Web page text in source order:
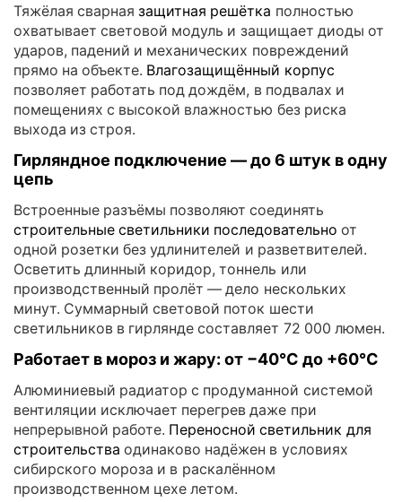
Тяжёлая сварнаязащитная решётка полностью
охватывает световой модуль и защищает диоды от
ударов, падений и механических повреждений
прямо на объекте. Влагозащищённый корпус
позволяет работать под дождём, в подвалах и
помещениях с высокой влажностью без риска
выхода из строя.
Гирляндное подключение — до 6 штук в одну
цепь
Встроенные разъёмы позволяют соединять
строительные светильники последовательно от
одной розетки без удлинителей и разветвителей.
Осветить длинный коридор, тоннель или
производственный пролёт — дело нескольких
минут. Суммарный световой поток шести
светильников в гирлянде составляет 72 000 люмен.
Работает в мороз и жару: от −40°C до +60°C
Алюминиевый радиатор с продуманной системой
вентиляции исключает перегрев даже при
непрерывной работе. Переносной светильник для
строительства одинаково надёжен в условиях
сибирского мороза и в раскалённом
производственном цехе летом.